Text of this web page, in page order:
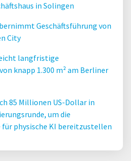
in Solingen
Geschäftsführung von
City
langfristige
knapp 1.300 m² am Berliner
85 Millionen US-Dollar in
um die
physische KI bereitzustellen